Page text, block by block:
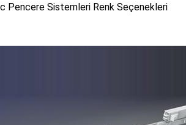
Pencere Sistemleri Renk Seçenekleri